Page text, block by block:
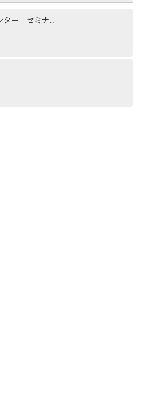
日本橋ビジネスセンター セミナールーム